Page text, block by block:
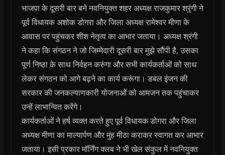
भाजपा के दूसरी बार बने नवनियुक्त शहर अध्यक्ष राजकुमार श्रृंगी ने
पूर्व विधायक अशोक डोगरा और जिला अध्यक्ष रामेश्वर मीणा के
आवास पर पहुंचकर शीश नेतृत्व का आभार जताया। अध्यक्ष श्रंगी
ने कहा कि संगठन ने जो जिम्मेदारी दूसरी बार मुझे सौंपी है, उसका
पूर्ण निष्ठा के साथ निर्वहन करुंगा और सभी कार्यकर्ताओं को साथ
लेकर संगठन को आगे बढ़ने का कार्य करूंगा। डबल इंजन की
सरकार की जनकल्याणकारी योजनाओं को आमजन तक पहुंचाकर
उन्हें लाभान्वित करेंगे।
कार्यकर्ताओं ने हर्ष व्यक्त करते हुए पूर्व विधायक डोगरा और जिला
अध्यक्ष मीणा का माल्यार्पण और मुंह मीठा कराकर स्वागत कर आभार
जताया। इसी प्रकार मॉर्निंग क्लब ने भी खेल संकुल में नवनियुक्त